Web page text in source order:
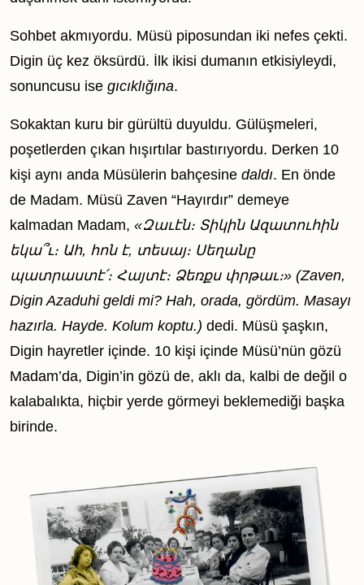
Sohbet akmıyordu. Müsü piposundan iki nefes çekti.
Digin üç kez öksürdü. İlk ikisi dumanın etkisiyleydi,
sonuncusu ise gıcıklığına.
Sokaktan kuru bir gürültü duyuldu. Gülüşmeleri,
poşetlerden çıkan hışırtılar bastırıyordu. Derken 10
kişi aynı anda Müsülerin bahçesine daldı. En önde
de Madam. Müsü Zaven “Hayırdır” demeye
kalmadan Madam, «Զաւէն։ Տիկին Ազատուհին
եկա՞ւ։ Ահ, հոն է, տեսայ։ Սեղանը
պատրաստէ՛։ Հայտէ։ Ձեռքս փրթաւ։» (Zaven,
Digin Azaduhi geldi mi? Hah, orada, gördüm. Masayı
hazırla. Hayde. Kolum koptu.) dedi. Müsü şaşkın,
Digin hayretler içinde. 10 kişi içinde Müsü’nün gözü
Madam’da, Digin’in gözü de, aklı da, kalbi de değil o
kalabalıkta, hiçbir yerde görmeyi beklemediği başka
birinde.